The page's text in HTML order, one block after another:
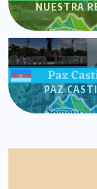
NUESTRA
PAZ